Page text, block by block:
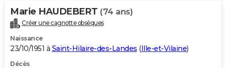
Bricolage
Lifestyle
Culture
Sport
Auto
Television
Voyage
Cinema
Marie HAUDEBERT (74 ans)
Créer une cagnotte obsèques
Naissance
23/10/1951 à Saint-Hilaire-des-Landes (Ille-et-Vilaine)
Décès